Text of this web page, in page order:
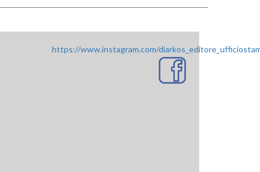
https://www.instagram.com/